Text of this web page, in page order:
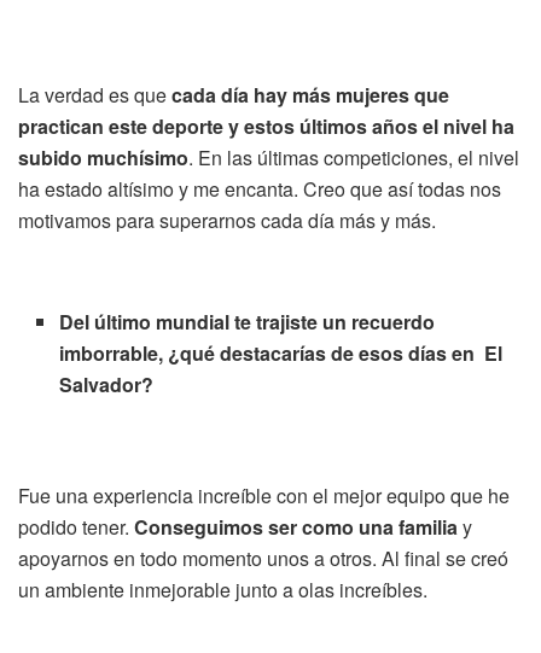
La verdad es quecada día hay más mujeres que
practican este deporte y estos últimos años el nivel ha
subido muchísimo. En las últimas competiciones, el nivel
ha estado altísimo y me encanta. Creo que así todas nos
motivamos para superarnos cada día más y más.
Del último mundial te trajiste un recuerdo
imborrable, ¿qué destacarías de esos días en El
Salvador?
Fue una experiencia increíble con el mejor equipo que he
podido tener. Conseguimos ser como una familiay
apoyarnos en todo momento unos a otros. Al final se creó
un ambiente inmejorable junto a olas increíbles.